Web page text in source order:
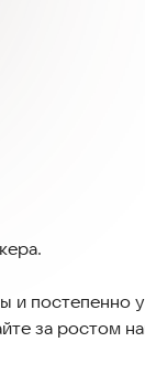
и постепенно
за ростом